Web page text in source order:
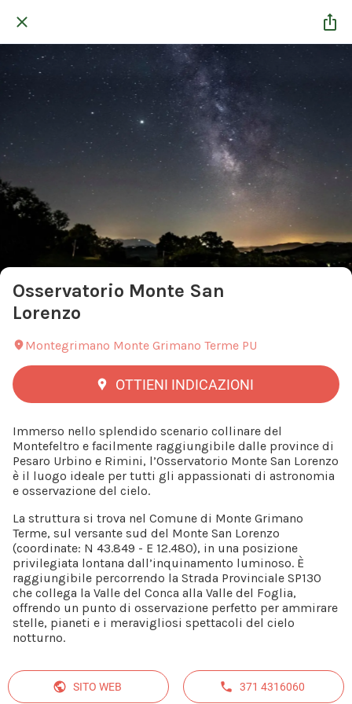
Osservatorio Monte San
Lorenzo
Montegrimano Monte Grimano Terme PU
OTTIENI INDICAZIONI
Immerso nello splendido scenario collinare del
Montefeltro e facilmente raggiungibile dalle province di
Pesaro Urbino e Rimini, l’Osservatorio Monte San Lorenzo
è il luogo ideale per tutti gli appassionati di astronomia
e osservazione del cielo.
La struttura si trova nel Comune di Monte Grimano
Terme, sul versante sud del Monte San Lorenzo
(coordinate: N 43.849 - E 12.480), in una posizione
privilegiata lontana dall’inquinamento luminoso. È
raggiungibile percorrendo la Strada Provinciale SP130
che collega la Valle del Conca alla Valle del Foglia,
offrendo un punto di osservazione perfetto per ammirare
stelle, pianeti e i meravigliosi spettacoli del cielo
notturno.
SITO WEB 371 4316060